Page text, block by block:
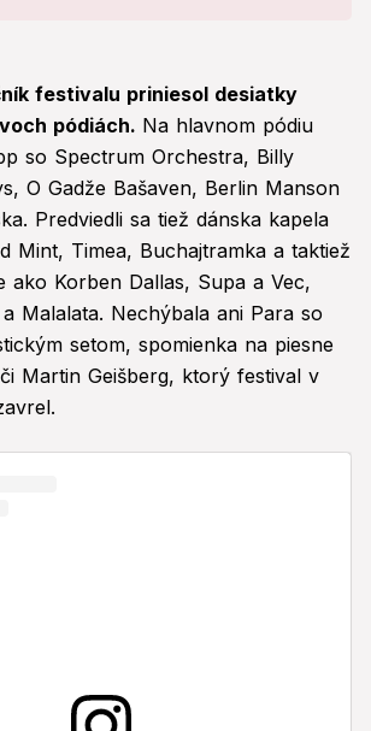
festivalu priniesol desiatky
pódiách. Na hlavnom pódiu
so Spectrum Orchestra, Billy
O Gadže Bašaven, Berlin Manson
Predviedli sa tiež dánska kapela
Mint, Timea, Buchajtramka a taktiež
ako Korben Dallas, Supa a Vec,
Malalata. Nechýbala ani Para so
setom, spomienka na piesne
Martin Geišberg, ktorý festival v